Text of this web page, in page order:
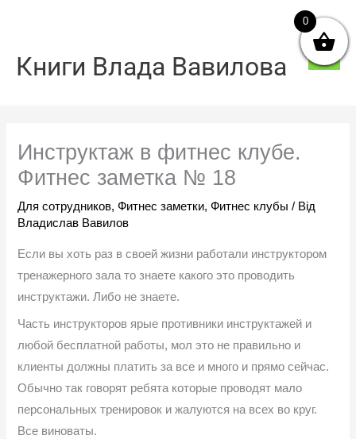
Книги Влада Вавилова
Инструктаж в фитнес клубе.
Фитнес заметка № 18
Для сотрудников,Фитнес заметки,Фитнес клубы / Від
Владислав Вавилов
Если вы хоть раз в своей жизни работали инструктором
тренажерного зала то знаете какого это проводить
инструктажи. Либо не знаете.
Часть инструкторов ярые противники инструктажей и
любой бесплатной работы, мол это не правильно и
клиенты должны платить за все и много и прямо сейчас.
Обычно так говорят ребята которые проводят мало
персональных тренировок и жалуются на всех во круг.
Все виноваты.
0